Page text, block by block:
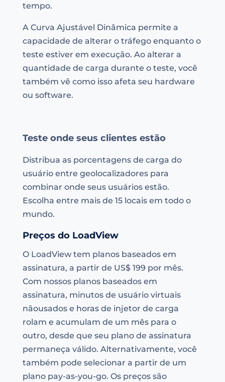
tempo.
A Curva Ajustável Dinâmica permite a
capacidade de alterar o tráfego enquanto o
teste estiver em execução. Ao alterar a
quantidade de carga durante o teste, você
também vê como isso afeta seu hardware
ou software.
Teste onde seus clientes estão
Distribua as porcentagens de carga do
usuário entre geolocalizadores para
combinar onde seus usuários estão.
Escolha entre mais de 15 locais em todo o
mundo.
Preços do LoadView
O LoadView tem planos baseados em
assinatura, a partir de US$ 199 por mês.
Com nossos planos baseados em
assinatura, minutos de usuário virtuais
nãousados e horas de injetor de carga
rolam e acumulam de um mês para o
outro, desde que seu plano de assinatura
permaneça válido. Alternativamente, você
também pode selecionar a partir de um
plano pay-as-you-go. Os preços são